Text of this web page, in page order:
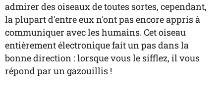
admirer des oiseaux de toutes sortes, cependant,
la plupart d'entre eux n'ont pas encore appris à
communiquer avec les humains. Cet oiseau
entièrement électronique fait un pas dans la
bonne direction : lorsque vous le sifflez, il vous
répond par un gazouillis !